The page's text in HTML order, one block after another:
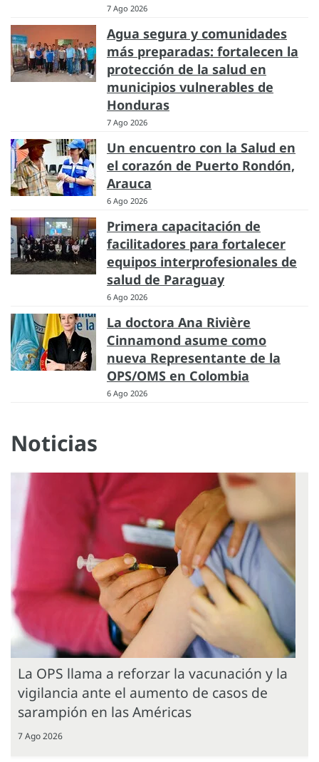
7 Ago 2026
Agua segura y comunidades
más preparadas: fortalecen la
protección de la salud en
municipios vulnerables de
Honduras
7 Ago 2026
Un encuentro con la Salud en
el corazón de Puerto Rondón,
Arauca
6 Ago 2026
Primera capacitación de
facilitadores para fortalecer
equipos interprofesionales de
salud de Paraguay
6 Ago 2026
La doctora Ana Rivière
Cinnamond asume como
nueva Representante de la
OPS/OMS en Colombia
6 Ago 2026
Noticias
La OPS llama a reforzar la vacunación y la
vigilancia ante el aumento de casos de
sarampión en las Américas
7 Ago 2026